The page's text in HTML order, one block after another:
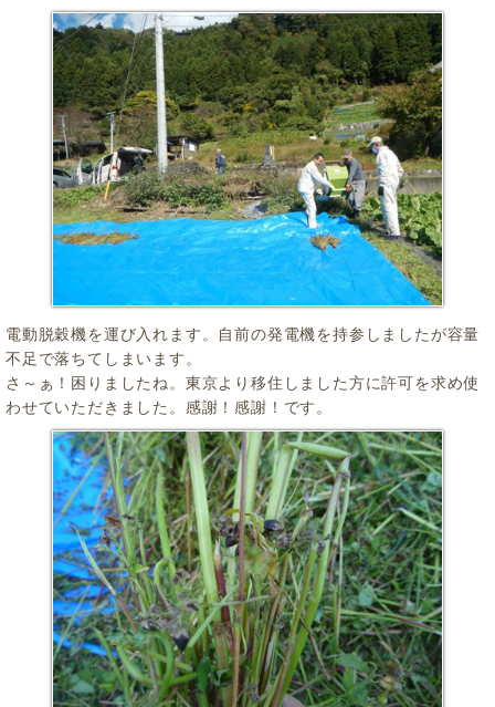
電動脱穀機を運び入れます。自前の発電機を持参しましたが容量
不足で落ちてしまいます。
さ～ぁ！困りましたね。東京より移住しました方に許可を求め使
わせていただきました。感謝！感謝！です。